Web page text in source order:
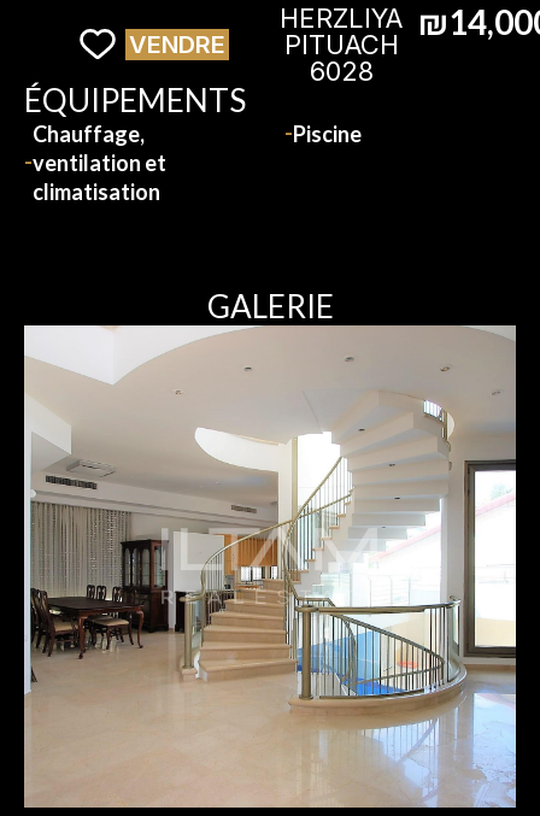
VENDRE
HERZLIYA
PITUACH
6028
ÉQUIPEMENTS
Chauffage,
ventilation et
climatisation
Piscine
GALERIE